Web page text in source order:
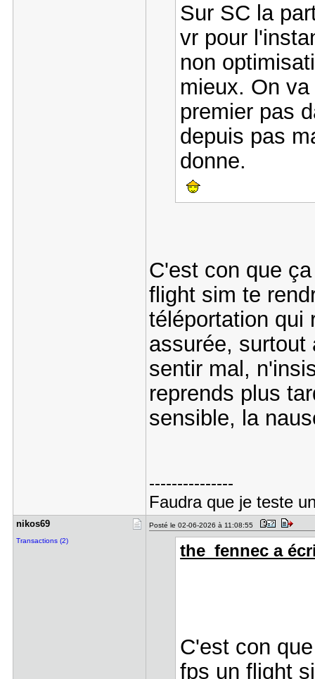
Sur SC la
vr pour
non
mieux. On
premier pas
depuis pas
donne.
C'est con que
flight sim te
téléportation qui
assurée, surtout
sentir mal,
reprends plus
sensible, la
---------------
Faudra que je teste
nikos69
Transactions (2)
Posté le 02-06-2026 à 11:08:55
the_fennec a
C'est con
fps un flight